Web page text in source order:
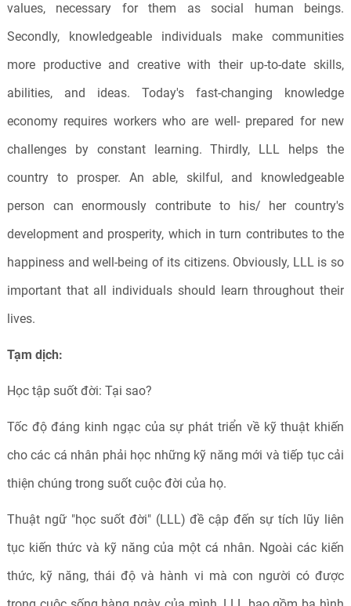
values, necessary for them as social human beings.
Secondly, knowledgeable individuals make communities
more productive and creative with their up-to-date skills,
abilities, and ideas. Today's fast-changing knowledge
economy requires workers who are well- prepared for new
challenges by constant learning. Thirdly, LLL helps the
country to prosper. An able, skilful, and knowledgeable
person can enormously contribute to his/ her country's
development and prosperity, which in turn contributes to the
happiness and well-being of its citizens. Obviously, LLL is so
important that all individuals should learn throughout their
lives.
Tạm dịch:
Học tập suốt đời: Tại sao?
Tốc độ đáng kinh ngạc của sự phát triển về kỹ thuật khiến
cho các cá nhân phải học những kỹ năng mới và tiếp tục cải
thiện chúng trong suốt cuộc đời của họ.
Thuật ngữ "học suốt đời" (LLL) đề cập đến sự tích lũy liên
tục kiến thức và kỹ năng của một cá nhân. Ngoài các kiến
thức, kỹ năng, thái độ và hành vi mà con người có được